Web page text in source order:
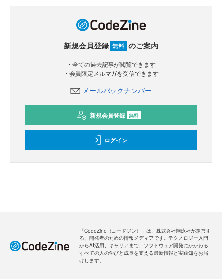
新規会員登録 無料 のご案内
・全ての過去記事が閲覧できます
・会員限定メルマガを受信できます
メールバックナンバー
新規会員登録 無料
ログイン
「CodeZine（コードジン）」は、株式会社翔泳社が運営す
る、開発者のための情報メディアです。テクノロジー入門
からAI活用、キャリアまで、ソフトウェア開発にかかわる
すべての人の学びと成長を支える最新情報と実践知をお届
けします。